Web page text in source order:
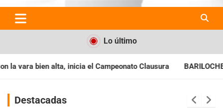
Argentina
Lo último
el Campeonato Clausura BARILOCHENSE: Preparan una
Destacadas